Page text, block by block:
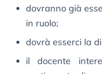
dovranno già
in ruolo;
dovrà esserci la
il docente